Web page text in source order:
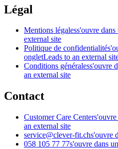
Légal
Mentions légaless'ouvre
external site
Politique de confidentialité
ongletLeads to an external
Conditions généraless'ouvre
an external site
Contact
Customer Care Center
an external site
service@clever-fit.chs'ouvre
058 105 77 77s'ouvre dans